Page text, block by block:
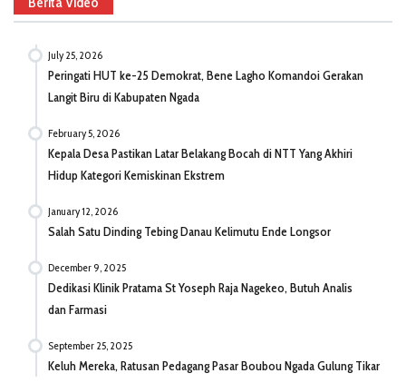
July 25, 2026
Peringati HUT ke-25 Demokrat, Bene Lagho Komandoi Gerakan
Langit Biru di Kabupaten Ngada
February 5, 2026
Kepala Desa Pastikan Latar Belakang Bocah di NTT Yang Akhiri
Hidup Kategori Kemiskinan Ekstrem
January 12, 2026
Salah Satu Dinding Tebing Danau Kelimutu Ende Longsor
December 9, 2025
Dedikasi Klinik Pratama St Yoseph Raja Nagekeo, Butuh Analis
dan Farmasi
September 25, 2025
Keluh Mereka, Ratusan Pedagang Pasar Boubou Ngada Gulung Tikar